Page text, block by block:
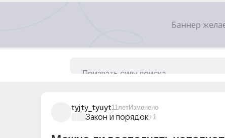
tyjty_tyuyt11летИзменено
Закон и порядок+1